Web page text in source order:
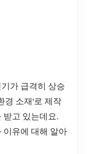
기가 급격히 상승
경 소재'로 제작
받고 있는데요.
이유에 대해 알아